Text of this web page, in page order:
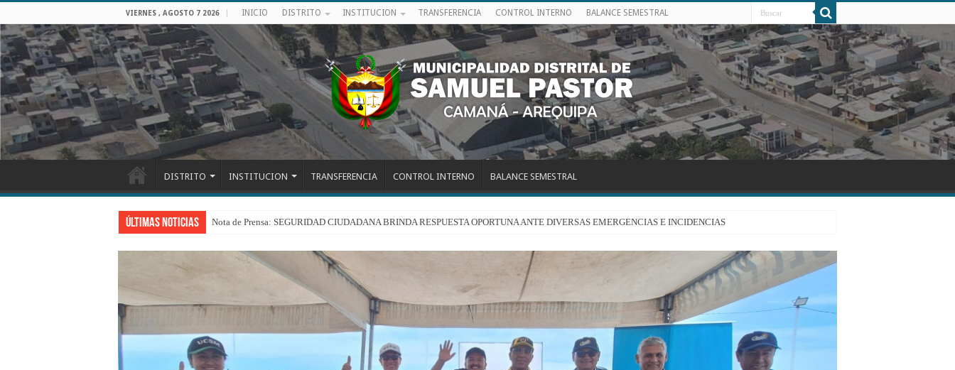
VIERNES , AGOSTO 7 2026 INICIO DISTRITO INSTITUCION TRANSFERENCIA CONTROL INTERNO BALANCE SEMESTRAL
DISTRITO INSTITUCION TRANSFERENCIA CONTROL INTERNO BALANCE SEMESTRAL
Últimas Noticias Nota de Prensa: SEGURIDAD CIUDADANA BRINDA RESPUESTA OPORTUNA ANTE DIVERSAS EMERGENCIAS E INCIDENCIAS